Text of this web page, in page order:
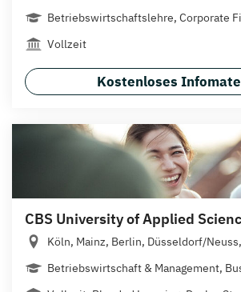
Betriebswirtschaftslehre, Corporate
Vollzeit
Kostenloses
CBS University of Applied
Köln, Mainz, Berlin, Düsseldorf/
Betriebswirtschaft & Management,